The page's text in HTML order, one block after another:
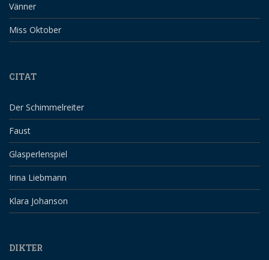
Vänner
Miss Oktober
CITAT
Der Schimmelreiter
Faust
Glasperlenspiel
Irina Liebmann
Klara Johanson
DIKTER